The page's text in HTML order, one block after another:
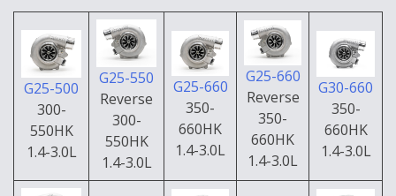
G25-500
300-
550HK
1.4-3.0L
G25-550
Reverse
300-
550HK
1.4-3.0L
G25-660
350-
660HK
1.4-3.0L
G25-660
Reverse
350-
660HK
1.4-3.0L
G30-660
350-
660HK
1.4-3.0L